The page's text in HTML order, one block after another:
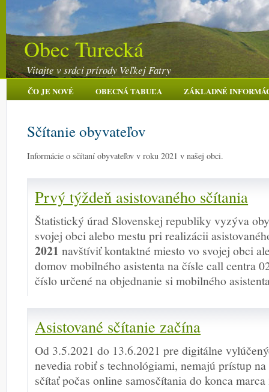
Obec Turecká
Vitajte v srdci prírody Veľkej Fatry
ČO JE NOVÉ OBECNÁ TABUĽA ZÁKLADNÉ
Sčítanie obyvateľov
Informácie o sčítaní obyvateľov v roku 2021 v našej obci.
Prvý týždeň asistovaného sčítania
Štatistický úrad Slovenskej republiky vyzýva
svojej obci alebo mestu pri realizácii
2021 navštíviť kontaktné miesto vo svojej obci
domov mobilného asistenta na čísle call centra
číslo určené na objednanie si mobilného
Asistované sčítanie začína
Od 3.5.2021 do 13.6.2021 pre digitálne
nevedia robiť s technológiami, nemajú prístup
sčítať počas online samosčítania do konca